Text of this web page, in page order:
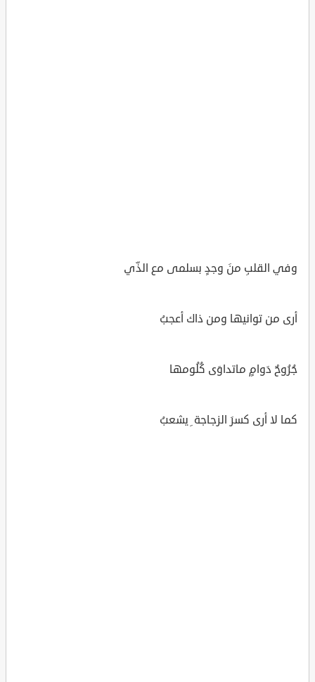
وفي القلبِ منَ وجدٍ بسلمى مع الذّي
أرى من توانيها ومن ذاك أعجبُ
جُرُوحٌ دَوامٍ ماتداوَى كُلُومها
كما لا أرى كسرَ الزجاجة ِ يشعبُ